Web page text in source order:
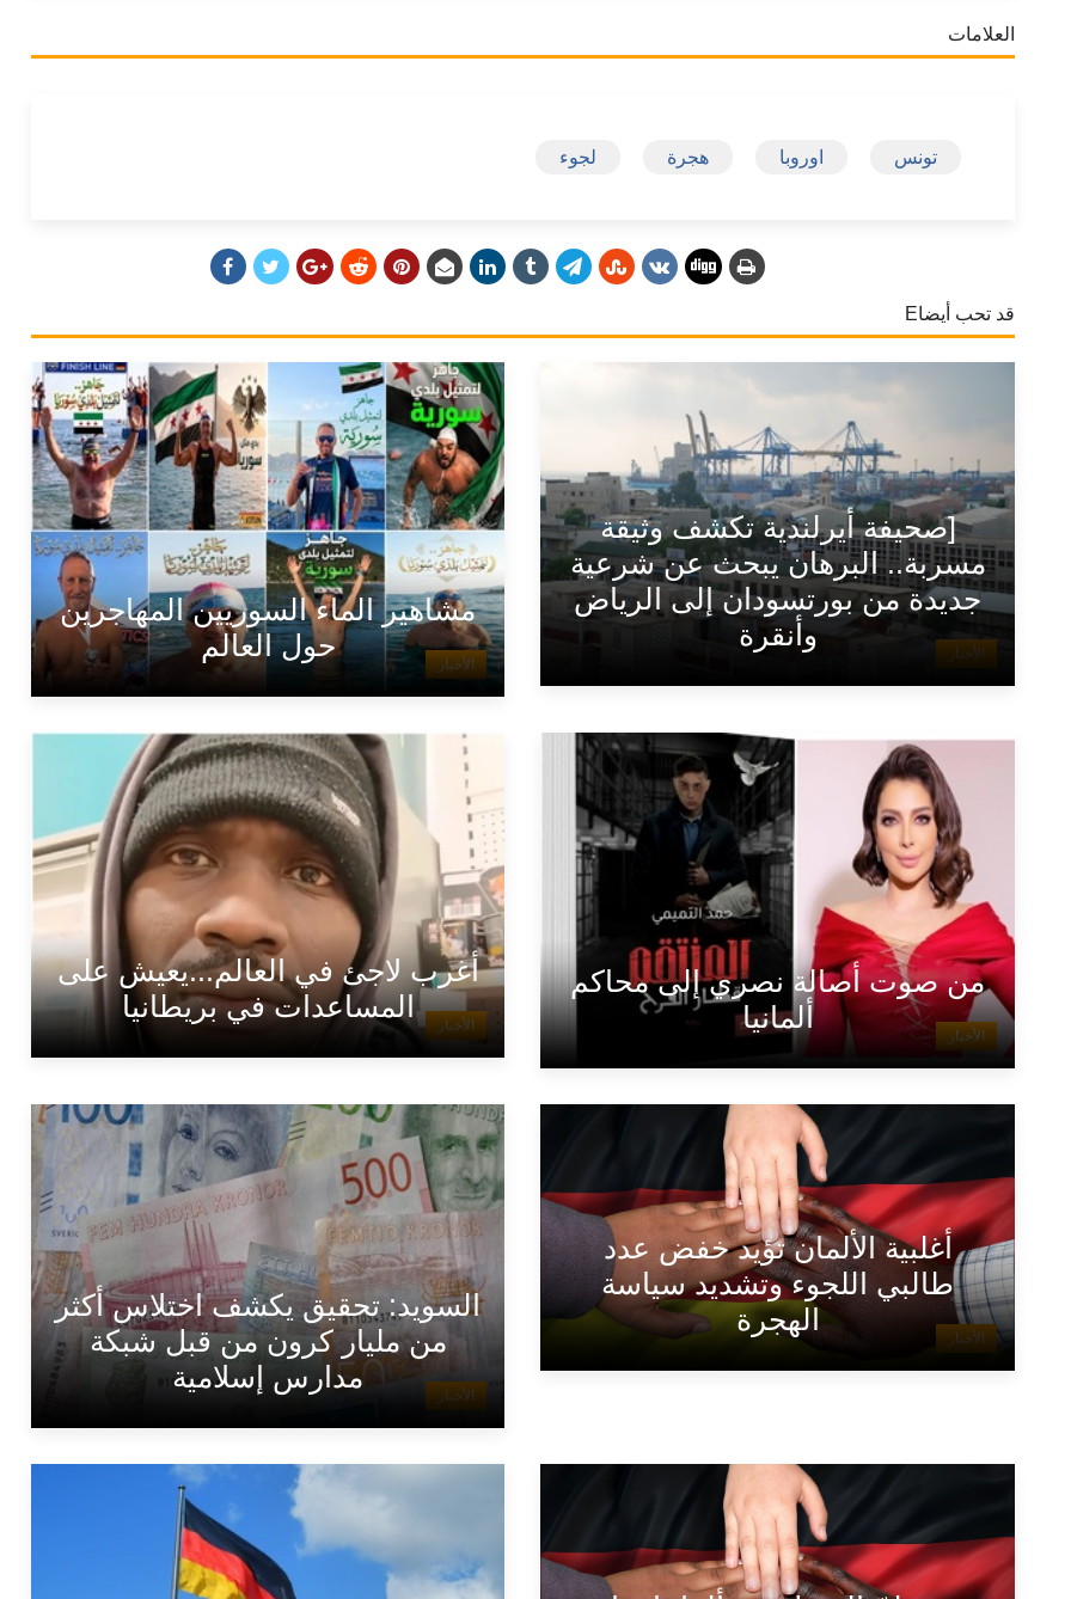
العلامات
تونس اوروبا هجرة لجوء
قد تحب أيضاE
الأخبار
[صحيفة أيرلندية تكشف وثيقة
مسربة.. البرهان يبحث عن شرعية
جديدة من بورتسودان إلى الرياض
وأنقرة
الأخبار
مشاهير الماء السوريين المهاجرين
حول العالم
الأخبار
من صوت أصالة نصري إلى محاكم
ألمانيا
الأخبار
أغرب لاجئ في العالم...يعيش على
المساعدات في بريطانيا
الأخبار
أغلبية الألمان تؤيد خفض عدد
طالبي اللجوء وتشديد سياسة
الهجرة
الأخبار
السويد: تحقيق يكشف اختلاس أكثر
من مليار كرون من قبل شبكة
مدارس إسلامية